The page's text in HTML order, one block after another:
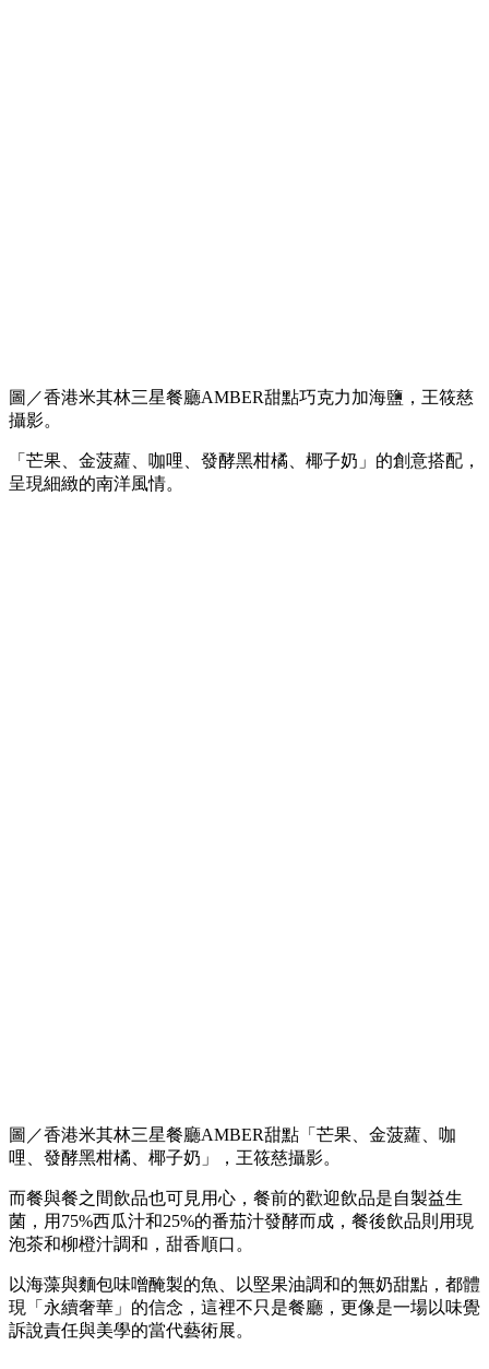
圖／香港米其林三星餐廳AMBER甜點巧克力加海鹽，王筱慈
攝影。
「芒果、金菠蘿、咖哩、發酵黑柑橘、椰子奶」的創意搭配，
呈現細緻的南洋風情。
圖／香港米其林三星餐廳AMBER甜點「芒果、金菠蘿、咖
哩、發酵黑柑橘、椰子奶」，王筱慈攝影。
而餐與餐之間飲品也可見用心，餐前的歡迎飲品是自製益生
菌，用75%西瓜汁和25%的番茄汁發酵而成，餐後飲品則用現
泡茶和柳橙汁調和，甜香順口。
以海藻與麵包味噌醃製的魚、以堅果油調和的無奶甜點，都體
現「永續奢華」的信念，這裡不只是餐廳，更像是一場以味覺
訴說責任與美學的當代藝術展。